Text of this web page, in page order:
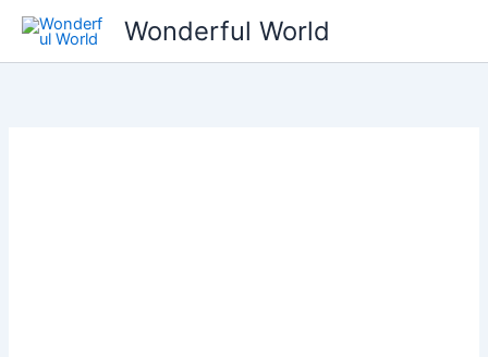
츠
Wonderful World